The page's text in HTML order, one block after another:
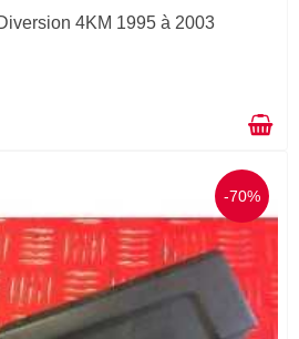
4KM 1995 à 2003
-70%